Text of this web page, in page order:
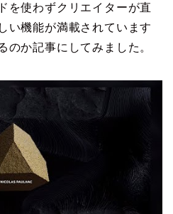
を使わずクリエイターが直
い機能が満載されています
のか記事にしてみました。